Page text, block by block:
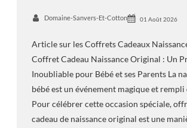
Domaine-Sanvers-Et-Cotton 01 Août 2026
Article sur les Coffrets Cadeaux
Coffret Cadeau Naissance Original : Un
Inoubliable pour Bébé et ses Parents La
bébé est un événement magique et rempli
Pour célébrer cette occasion spéciale,
cadeau de naissance original est une